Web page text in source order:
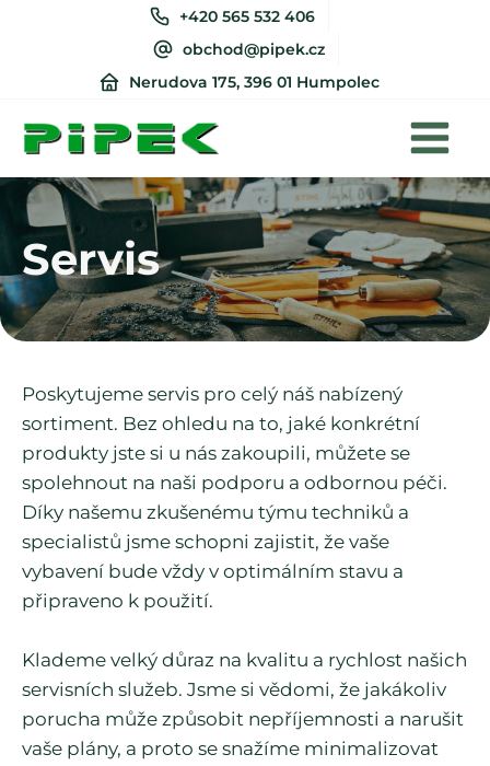
+420 565 532 406
obchod@pipek.cz
Nerudova 175, 396 01 Humpolec
Servis
Poskytujeme servis pro celý náš nabízený
sortiment. Bez ohledu na to, jaké konkrétní
produkty jste si u nás zakoupili, můžete se
spolehnout na naši podporu a odbornou péči.
Díky našemu zkušenému týmu techniků a
specialistů jsme schopni zajistit, že vaše
vybavení bude vždy v optimálním stavu a
připraveno k použití.
Klademe velký důraz na kvalitu a rychlost našich
servisních služeb. Jsme si vědomi, že jakákoliv
porucha může způsobit nepříjemnosti a narušit
vaše plány, a proto se snažíme minimalizovat